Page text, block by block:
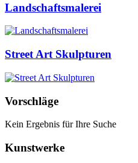
Landschaftsmalerei
Street Art Skulpturen
Vorschläge
Kein Ergebnis für Ihre Suche
Kunstwerke